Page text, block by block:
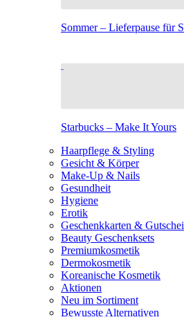
Sommer – Lieferpause für
Starbucks – Make It Yours
Haarpflege & Styling
Gesicht & Körper
Make-Up & Nails
Gesundheit
Hygiene
Erotik
Geschenkkarten &
Beauty Geschenksets
Premiumkosmetik
Dermokosmetik
Koreanische Kosmetik
Aktionen
Neu im Sortiment
Bewusste Alternativen